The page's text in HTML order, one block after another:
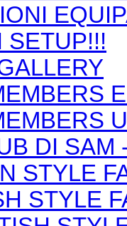
SETUP!!!
DI SAM
STYLE
STYLE